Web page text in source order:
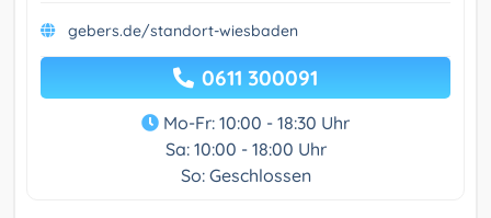
gebers.de/standort-wiesbaden
0611 300091
Mo-Fr: 10:00 - 18:30 Uhr
Sa: 10:00 - 18:00 Uhr
So: Geschlossen